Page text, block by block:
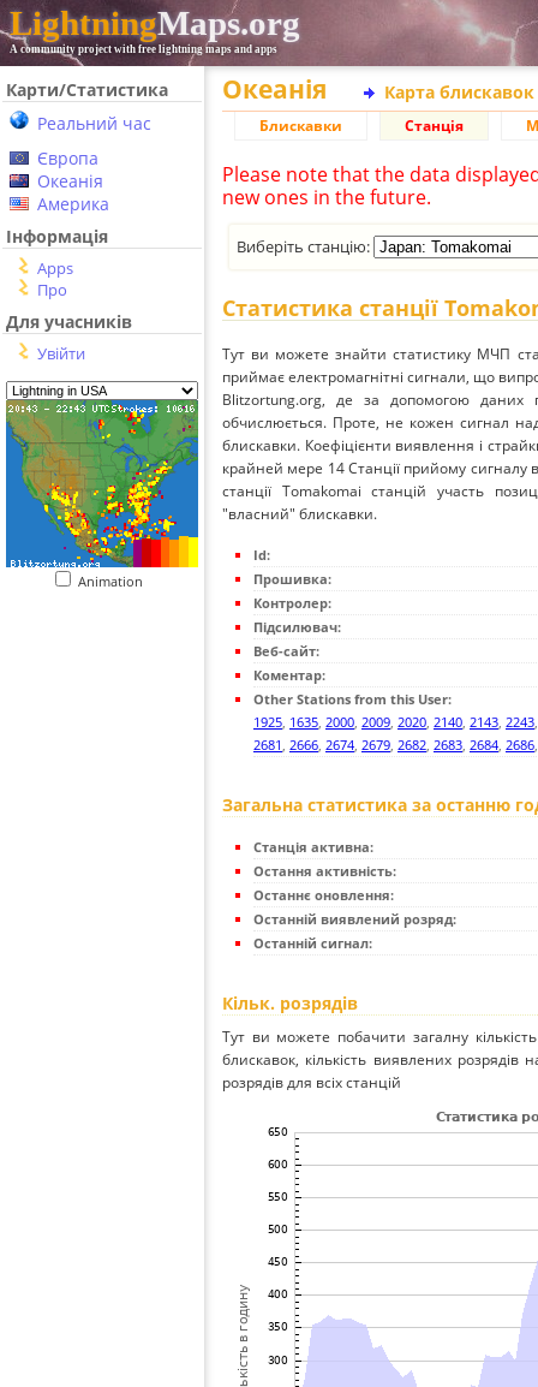
LightningMaps.org
A community project with free lightning maps and apps
Карти/Статистика
Реальний час
Європа
Океанія
Америка
Інформація
Apps
Про
Для учасників
Увійти
Animation
Океанія Карта
Блискавки Станція
Please note that the data
new ones in the future.
Виберіть станцію:
Статистика станції
Тут ви можете знайти статистику МЧП
приймає електромагнітні сигнали, що
Blitzortung.org, де за допомогою даних
обчислюється. Проте, не кожен сигнал
блискавки. Коефіцієнти виявлення і
крайней мере 14 Станції прийому сигналу
станції Tomakomai станцій участь
"власний" блискавки.
Id:
Прошивка:
Контролер:
Підсилювач:
Веб-сайт:
Коментар:
Other Stations from this User:
1925, 1635, 2000, 2009, 2020, 2140, 2143, 2243
2681, 2666, 2674, 2679, 2682, 2683, 2684, 2686
Загальна статистика за останню
Станція активна:
Остання активність:
Останнє оновлення:
Останній виявлений розряд:
Останній сигнал:
Кільк. розрядів
Тут ви можете побачити загалну
блискавок, кількість виявлених розрядів
розрядів для всіх станцій